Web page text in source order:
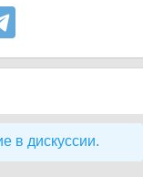
в дискуссии.